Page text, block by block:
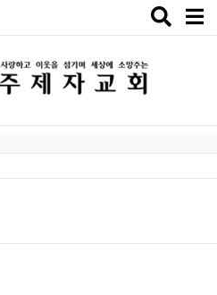
Toggle